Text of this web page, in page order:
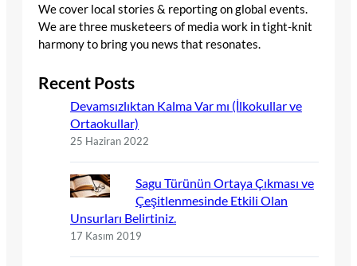
We cover local stories & reporting on global events.
We are three musketeers of media work in tight-knit
harmony to bring you news that resonates.
Recent Posts
Devamsızlıktan Kalma Var mı (İlkokullar ve
Ortaokullar)
25 Haziran 2022
Sagu Türünün Ortaya Çıkması ve
Çeşitlenmesinde Etkili Olan
Unsurları Belirtiniz.
17 Kasım 2019